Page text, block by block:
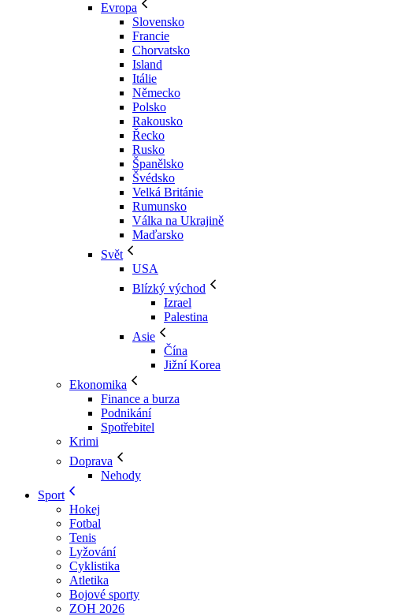
Evropa
Slovensko
Francie
Chorvatsko
Island
Itálie
Německo
Polsko
Rakousko
Řecko
Rusko
Španělsko
Švédsko
Velká Británie
Rumunsko
Válka na Ukrajině
Maďarsko
Svět
USA
Blízký východ
Izrael
Palestina
Asie
Čína
Jižní Korea
Ekonomika
Finance a burza
Podnikání
Spotřebitel
Krimi
Doprava
Nehody
Sport
Hokej
Fotbal
Tenis
Lyžování
Cyklistika
Atletika
Bojové sporty
ZOH 2026